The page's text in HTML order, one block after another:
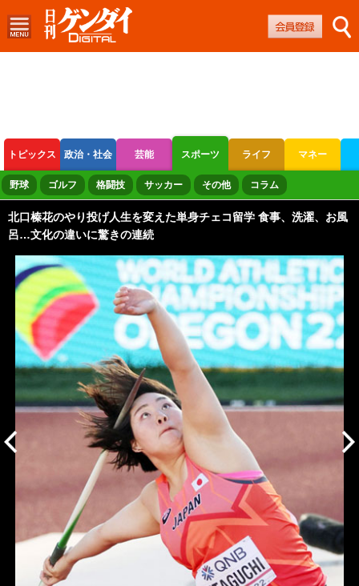
トピックス 政治・社会 芸能 スポーツ ライフ マネー
ボートレース 競輪 オートレース
野球 ゴルフ 格闘技 サッカー その他 コラム
北口榛花のやり投げ人生を変えた単身チェコ留学 食事、洗濯、お風
呂…文化の違いに驚きの連続